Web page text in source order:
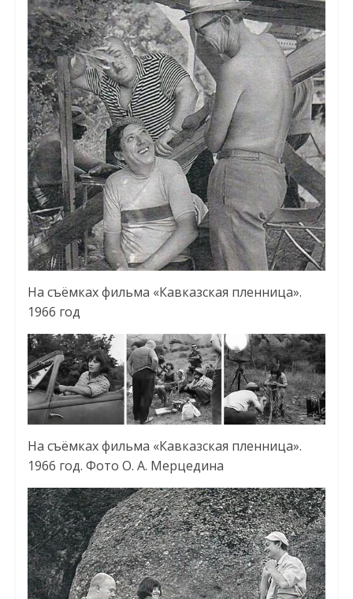
На съёмках фильма «Кавказская пленница».
1966 год
На съёмках фильма «Кавказская пленница».
1966 год. Фото О. А. Мерцедина